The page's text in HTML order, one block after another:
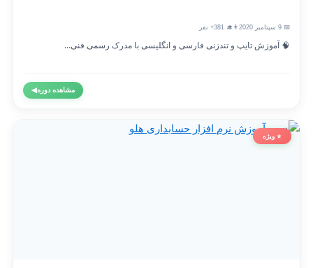
👨‍🎓 381+ نفر
🧠 آموزش تایپ و تندزنی فارسی و انگلیسی با مدرک رسمی فنی...
مشاهده دوره◀
⭐ ویژه